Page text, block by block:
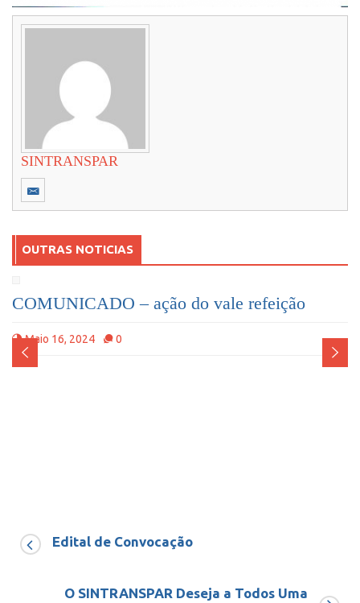
SINTRANSPAR
OUTRAS NOTICIAS
COMUNICADO – ação do vale refeição
Maio 16, 2024 0
Edital de Convocação
O SINTRANSPAR Deseja a Todos Uma